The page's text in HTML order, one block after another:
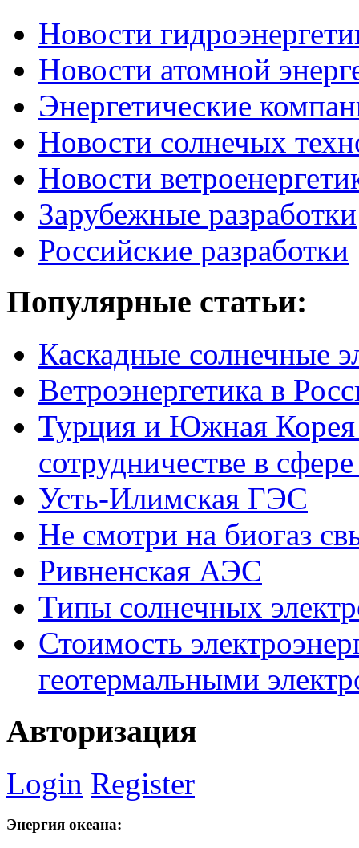
Новости
Новости атомной
Энергетические
Новости солнечых
Новости
Зарубежные разработки
Российские разработки
Популярные статьи:
Каскадные солнечные
Ветроэнергетика в
Турция и Южная Корея
сотрудничестве в
Усть-Илимская ГЭС
Не смотри на биогаз
Ривненская АЭС
Типы солнечных
Стоимость
геотермальными
Авторизация
Login Register
Энергия океана: